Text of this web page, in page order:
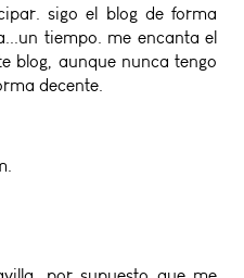
sigo el blog de forma
tiempo. me encanta el
blog, aunque nunca tengo
decente.